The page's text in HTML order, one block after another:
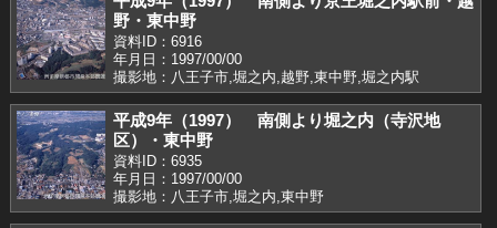
野・東中野
資料ID：6916
年月日：1997/00/00
撮影地：八王子市,堀之内,越野,東中野,堀之内駅
平成9年（1997） 南側より堀之内（寺沢地
区）・東中野
資料ID：6935
年月日：1997/00/00
撮影地：八王子市,堀之内,東中野